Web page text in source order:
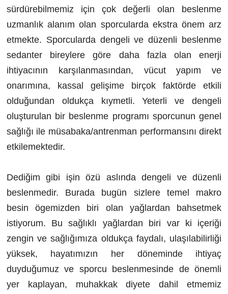
sürdürebilmemiz için çok değerli olan beslenme
uzmanlık alanım olan sporcularda ekstra önem arz
etmekte. Sporcularda dengeli ve düzenli beslenme
sedanter bireylere göre daha fazla olan enerji
ihtiyacının
karşılanmasından, vücut yapım ve
onarımına, kassal gelişime birçok faktörde etkili
olduğundan oldukça kıymetli. Yeterli ve dengeli
oluşturulan bir beslenme programı sporcunun genel
sağlığı ile müsabaka/antrenman performansını direkt
etkilemektedir.
Dediğim gibi işin özü aslında dengeli ve düzenli
beslenmedir. Burada bugün sizlere temel makro
besin ögemizden biri olan yağlardan bahsetmek
istiyorum. Bu sağlıklı yağlardan biri var ki içeriği
zengin ve sağlığımıza oldukça faydalı, ulaşılabilirliği
yüksek, hayatımızın her döneminde ihtiyaç
duyduğumuz ve sporcu beslenmesinde de önemli
yer kaplayan, muhakkak diyete dahil etmemiz